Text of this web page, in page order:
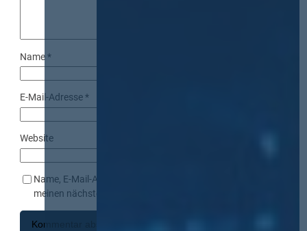
Name*
E-Mail-Adresse*
Website
Name, E-Mail-Adresse und Website in diesem Browser für
meinen nächsten Kommentar speichern.